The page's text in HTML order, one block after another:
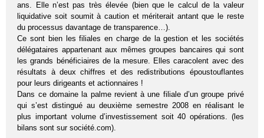
ans. Elle n’est pas très élevée (bien que le calcul de la valeur
liquidative soit soumit à caution et mériterait antant que le reste
du processus davantage de transparence…).
Ce sont bien les filiales en charge de la gestion et les sociétés
délégataires appartenant aux mêmes groupes bancaires qui sont
les grands bénéficiaires de la mesure. Elles caracolent avec des
résultats à deux chiffres et des redistributions époustouflantes
pour leurs dirigeants et actionnaires !
Dans ce domaine la palme revient à une filiale d’un groupe privé
qui s’est distingué au deuxième semestre 2008 en réalisant le
plus important volume d’investissement soit 40 opérations. (les
bilans sont sur société.com).